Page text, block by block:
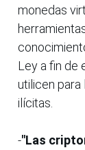
monedas
Ley a fin de
utilicen
ilícitas.
-"Las